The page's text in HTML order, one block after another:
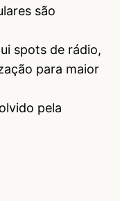
são
spots de rádio,
para maior
pela